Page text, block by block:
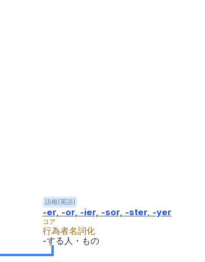
語根(英語)
-er, -or, -ier, -sor, -ster, -yer
コア
行為者名詞化
-する人・もの